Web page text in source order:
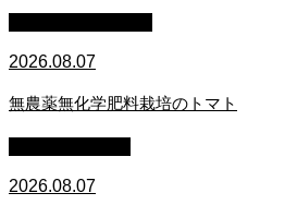
2026.08.07
無農薬無化学肥料栽培のトマト
2026.08.07